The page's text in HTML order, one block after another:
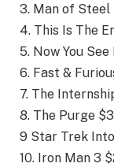
3. Man of Steel
4. This Is The
5. Now You
6. Fast &
7. The
8. The Purge
9 Star Trek
10. Iron Man 3